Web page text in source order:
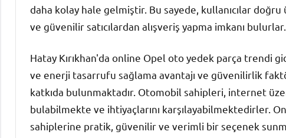
daha kolay hale gelmiştir. Bu sayede, kullanıcılar
ve güvenilir satıcılardan alışveriş yapma imkanı bulurlar.
Hatay Kırıkhan'da online Opel oto yedek parça trendi
ve enerji tasarrufu sağlama avantajı ve güvenilirlik
katkıda bulunmaktadır. Otomobil sahipleri, internet
bulabilmekte ve ihtiyaçlarını karşılayabilmektedirler.
sahiplerine pratik, güvenilir ve verimli bir seçenek